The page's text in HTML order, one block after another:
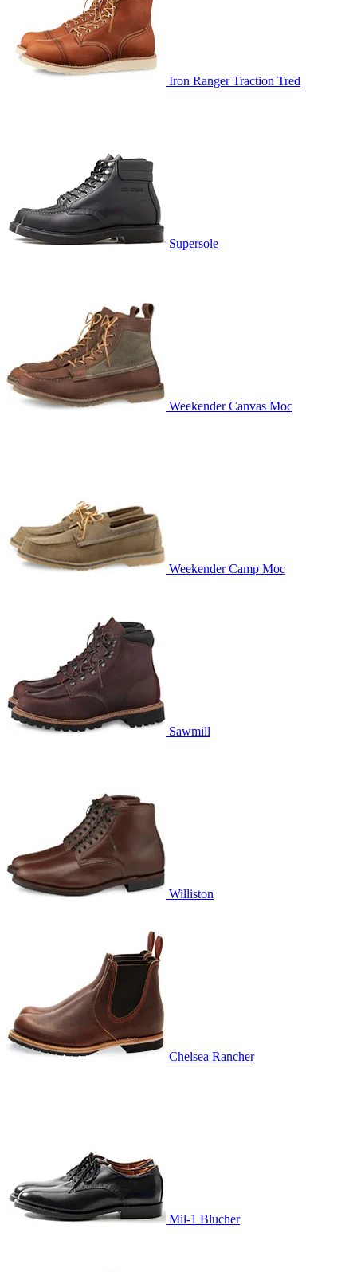
Iron Ranger Traction Tred
Supersole
Weekender Canvas Moc
Weekender Camp Moc
Sawmill
Williston
Chelsea Rancher
Mil-1 Blucher